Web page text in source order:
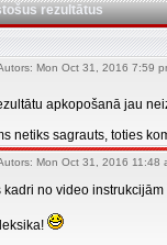
rezultātus
Mon Oct 31, 2016 7:59
apkopošanā jau
netiks sagrauts, toties
Mon Oct 31, 2016
no video